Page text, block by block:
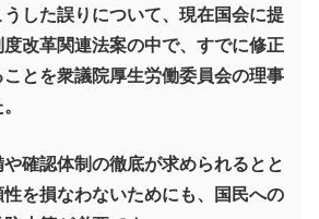
した誤りについて、現在国会に提
改革関連法案の中で、すでに修正
とを衆議院厚生労働委員会の理事
確認体制の徹底が求められるとと
を損なわないためにも、国民への